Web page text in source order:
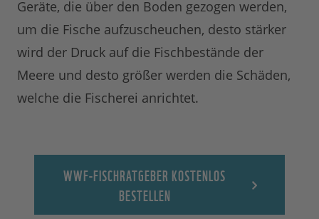
Geräte, die über den Boden gezogen werden,
um die Fische aufzuscheuchen, desto stärker
wird der Druck auf die Fischbestände der
Meere und desto größer werden die Schäden,
welche die Fischerei anrichtet.
WWF-FISCHRATGEBER KOSTENLOS
BESTELLEN